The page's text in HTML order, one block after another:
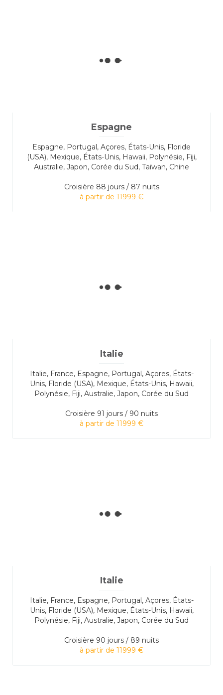
Espagne
Espagne, Portugal, Açores, États-Unis, Floride
(USA), Mexique, États-Unis, Hawaii, Polynésie, Fiji,
Australie, Japon, Corée du Sud, Taïwan, Chine
Croisière 88 jours / 87 nuits
à partir de 11999 €
Italie
Italie, France, Espagne, Portugal, Açores, États-
Unis, Floride (USA), Mexique, États-Unis, Hawaii,
Polynésie, Fiji, Australie, Japon, Corée du Sud
Croisière 91 jours / 90 nuits
à partir de 11999 €
Italie
Italie, France, Espagne, Portugal, Açores, États-
Unis, Floride (USA), Mexique, États-Unis, Hawaii,
Polynésie, Fiji, Australie, Japon, Corée du Sud
Croisière 90 jours / 89 nuits
à partir de 11999 €